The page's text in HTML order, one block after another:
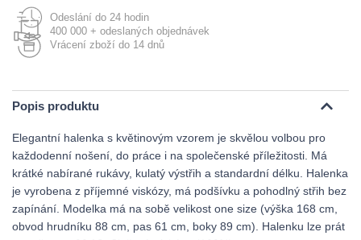
Odeslání do 24 hodin
400 000 + odeslaných objednávek
Vrácení zboží do 14 dnů
Popis produktu
Elegantní halenka s květinovým vzorem je skvělou volbou pro
každodenní nošení, do práce i na společenské příležitosti. Má
krátké nabírané rukávy, kulatý výstřih a standardní délku. Halenka
je vyrobena z příjemné viskózy, má podšívku a pohodlný střih bez
zapínání. Modelka má na sobě velikost one size (výška 168 cm,
obvod hrudníku 88 cm, pas 61 cm, boky 89 cm). Halenku lze prát